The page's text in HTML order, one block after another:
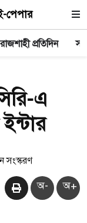
পেপার
রাজশাহী প্রতিদিন
এ
সংস্করণ
অ- অ+